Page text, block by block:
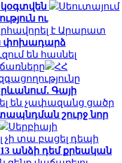
Սեուտայում
ու
է Արարատ
փոխադարձ
են հասնել
ՀՀ
Գայի
են չափազանց ցածր
շուրջ նոր
Սերբիայի
չի տա բացել դեպի
13 անձի դեմ քրեական